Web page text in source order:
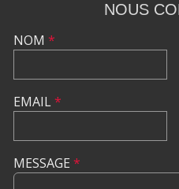
NOUS
NOM *
EMAIL*
MESSAGE *